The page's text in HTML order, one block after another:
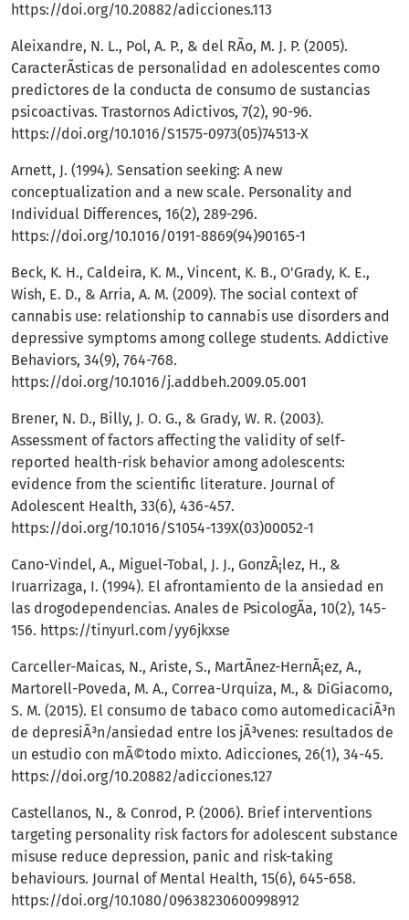
https://doi.org/10.20882/adicciones.113
Aleixandre, N. L., Pol, A. P., & del RÃ­o, M. J. P. (2005).
CaracterÃ­sticas de personalidad en adolescentes como
predictores de la conducta de consumo de sustancias
psicoactivas. Trastornos Adictivos, 7(2), 90-96.
https://doi.org/10.1016/S1575-0973(05)74513-X
Arnett, J. (1994). Sensation seeking: A new
conceptualization and a new scale. Personality and
Individual Differences, 16(2), 289-296.
https://doi.org/10.1016/0191-8869(94)90165-1
Beck, K. H., Caldeira, K. M., Vincent, K. B., O'Grady, K. E.,
Wish, E. D., & Arria, A. M. (2009). The social context of
cannabis use: relationship to cannabis use disorders and
depressive symptoms among college students. Addictive
Behaviors, 34(9), 764-768.
https://doi.org/10.1016/j.addbeh.2009.05.001
Brener, N. D., Billy, J. O. G., & Grady, W. R. (2003).
Assessment of factors affecting the validity of self-
reported health-risk behavior among adolescents:
evidence from the scientific literature. Journal of
Adolescent Health, 33(6), 436-457.
https://doi.org/10.1016/S1054-139X(03)00052-1
Cano-Vindel, A., Miguel-Tobal, J. J., GonzÃ¡lez, H., &
Iruarrizaga, I. (1994). El afrontamiento de la ansiedad en
las drogodependencias. Anales de PsicologÃ­a, 10(2), 145-
156. https://tinyurl.com/yy6jkxse
Carceller-Maicas, N., Ariste, S., MartÃ­nez-HernÃ¡ez, A.,
Martorell-Poveda, M. A., Correa-Urquiza, M., & DiGiacomo,
S. M. (2015). El consumo de tabaco como automedicaciÃ³n
de depresiÃ³n/ansiedad entre los jÃ³venes: resultados de
un estudio con mÃ©todo mixto. Adicciones, 26(1), 34-45.
https://doi.org/10.20882/adicciones.127
Castellanos, N., & Conrod, P. (2006). Brief interventions
targeting personality risk factors for adolescent substance
misuse reduce depression, panic and risk-taking
behaviours. Journal of Mental Health, 15(6), 645-658.
https://doi.org/10.1080/09638230600998912